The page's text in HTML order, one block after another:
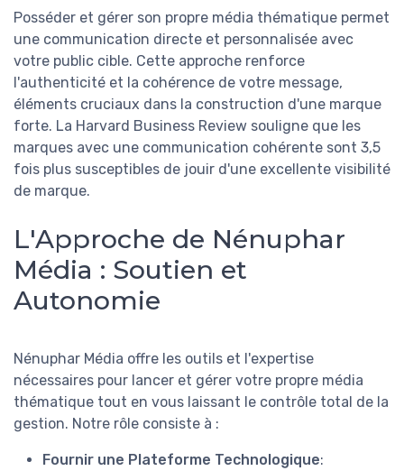
Posséder et gérer son propre média thématique permet
une communication directe et personnalisée avec
votre public cible. Cette approche renforce
l'authenticité et la cohérence de votre message,
éléments cruciaux dans la construction d'une marque
forte. La Harvard Business Review souligne que les
marques avec une communication cohérente sont 3,5
fois plus susceptibles de jouir d'une excellente visibilité
de marque.
L'Approche de Nénuphar
Média : Soutien et
Autonomie
Nénuphar Média offre les outils et l'expertise
nécessaires pour lancer et gérer votre propre média
thématique tout en vous laissant le contrôle total de la
gestion. Notre rôle consiste à :
Fournir une Plateforme Technologique: